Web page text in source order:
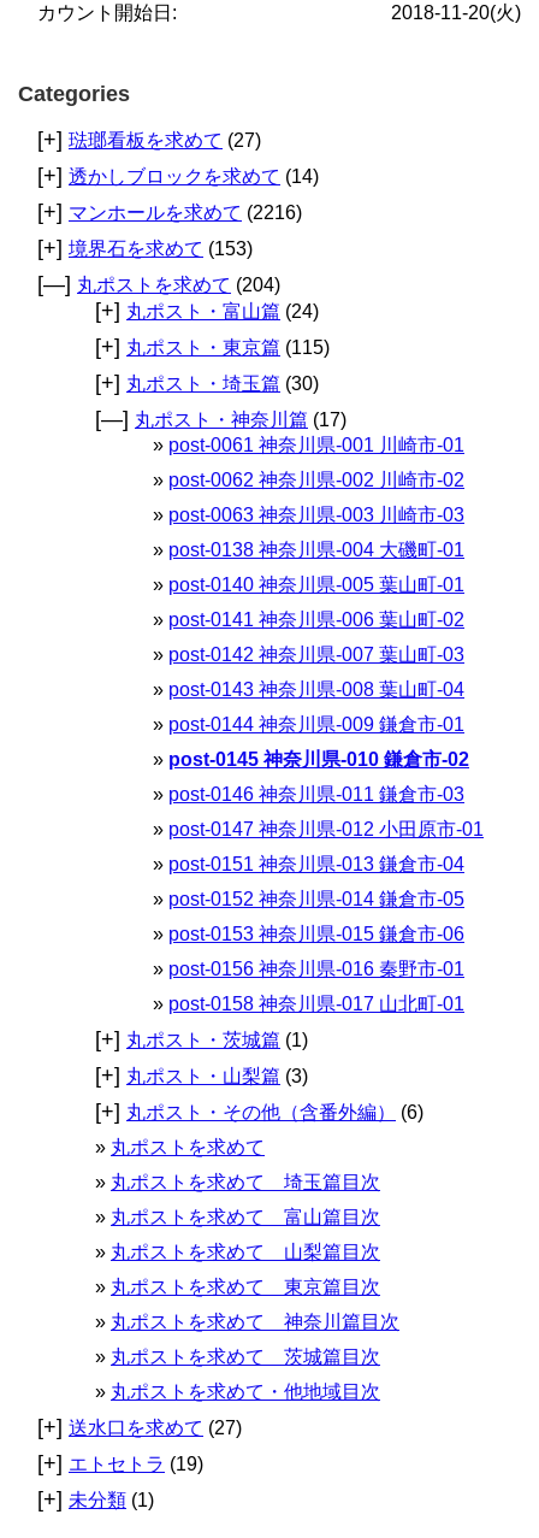
2018-11-20(火)
カウント開始日:
Categories
[+] 琺瑯看板を求めて (27)
[+] 透かしブロックを求めて (14)
[+] マンホールを求めて (2216)
[+] 境界石を求めて (153)
[—] 丸ポストを求めて (204)
[+] 丸ポスト・富山篇 (24)
[+] 丸ポスト・東京篇 (115)
[+] 丸ポスト・埼玉篇 (30)
[—] 丸ポスト・神奈川篇 (17)
post-0061 神奈川県-001 川崎市-01
post-0062 神奈川県-002 川崎市-02
post-0063 神奈川県-003 川崎市-03
post-0138 神奈川県-004 大磯町-01
post-0140 神奈川県-005 葉山町-01
post-0141 神奈川県-006 葉山町-02
post-0142 神奈川県-007 葉山町-03
post-0143 神奈川県-008 葉山町-04
post-0144 神奈川県-009 鎌倉市-01
post-0145 神奈川県-010 鎌倉市-02
post-0146 神奈川県-011 鎌倉市-03
post-0147 神奈川県-012 小田原市-01
post-0151 神奈川県-013 鎌倉市-04
post-0152 神奈川県-014 鎌倉市-05
post-0153 神奈川県-015 鎌倉市-06
post-0156 神奈川県-016 秦野市-01
post-0158 神奈川県-017 山北町-01
[+] 丸ポスト・茨城篇 (1)
[+] 丸ポスト・山梨篇 (3)
[+] 丸ポスト・その他（含番外編）
(6)
丸ポストを求めて
丸ポストを求めて 埼玉篇目次
丸ポストを求めて 富山篇目次
丸ポストを求めて 山梨篇目次
丸ポストを求めて 東京篇目次
丸ポストを求めて 神奈川篇目次
丸ポストを求めて 茨城篇目次
丸ポストを求めて・他地域目次
[+] 送水口を求めて (27)
[+] エトセトラ (19)
[+] 未分類 (1)